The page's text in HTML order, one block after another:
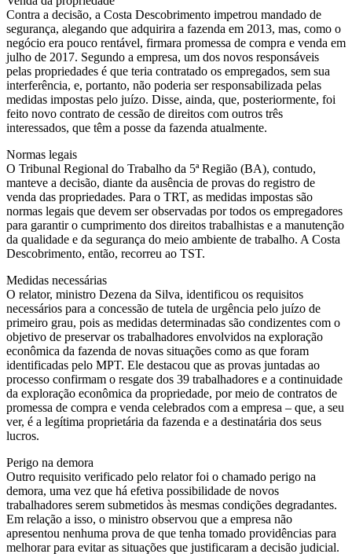
Contra a decisão, a Costa Descobrimento impetrou mandado de
segurança, alegando que adquirira a fazenda em 2013, mas, como o
negócio era pouco rentável, firmara promessa de compra e venda em
julho de 2017. Segundo a empresa, um dos novos responsáveis
pelas propriedades é que teria contratado os empregados, sem sua
interferência, e, portanto, não poderia ser responsabilizada pelas
medidas impostas pelo juízo. Disse, ainda, que, posteriormente, foi
feito novo contrato de cessão de direitos com outros três
interessados, que têm a posse da fazenda atualmente.
Normas legais
O Tribunal Regional do Trabalho da 5ª Região (BA), contudo,
manteve a decisão, diante da ausência de provas do registro de
venda das propriedades. Para o TRT, as medidas impostas são
normas legais que devem ser observadas por todos os empregadores
para garantir o cumprimento dos direitos trabalhistas e a manutenção
da qualidade e da segurança do meio ambiente de trabalho. A Costa
Descobrimento, então, recorreu ao TST.
Medidas necessárias
O relator, ministro Dezena da Silva, identificou os requisitos
necessários para a concessão de tutela de urgência pelo juízo de
primeiro grau, pois as medidas determinadas são condizentes com o
objetivo de preservar os trabalhadores envolvidos na exploração
econômica da fazenda de novas situações como as que foram
identificadas pelo MPT. Ele destacou que as provas juntadas ao
processo confirmam o resgate dos 39 trabalhadores e a continuidade
da exploração econômica da propriedade, por meio de contratos de
promessa de compra e venda celebrados com a empresa – que, a seu
ver, é a legítima proprietária da fazenda e a destinatária dos seus
lucros.
Perigo na demora
Outro requisito verificado pelo relator foi o chamado perigo na
demora, uma vez que há efetiva possibilidade de novos
trabalhadores serem submetidos às mesmas condições degradantes.
Em relação a isso, o ministro observou que a empresa não
apresentou nenhuma prova de que tenha tomado providências para
melhorar para evitar as situações que justificaram a decisão judicial.